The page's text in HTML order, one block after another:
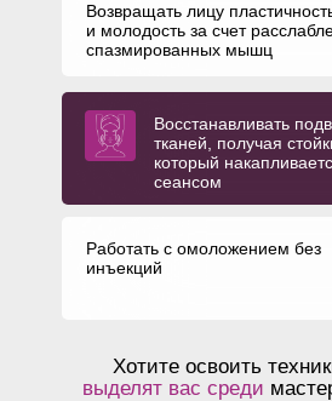
Работать с омоложением без
инъекций
Восстанавливать
тканей, получая
который
сеансом
Возвращать лицу
и молодость за счет
спазмированных мышц
Хотите освоить
выделят вас среди